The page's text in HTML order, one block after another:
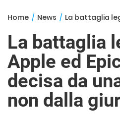
Home / News / La battaglia legale tra Apple
La battaglia
Apple ed
decisa da
non dalla